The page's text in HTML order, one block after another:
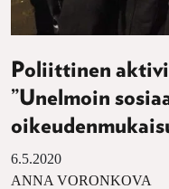
Poliittinen
”Unelmoin
6.5.2020
ANNA VORONKOVA